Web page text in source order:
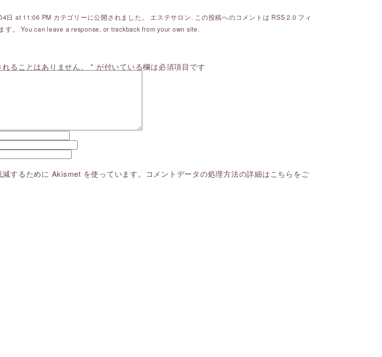
日 at 11:06 PM カテゴリーに公開されました。 エステサロン. この投稿へのコメントは RSS 2.0 フィ
す。 You canleave a response, or trackback from your own site.
ることはありません。 * が付いている欄は必須項目です
するために Akismet を使っています。
コメントデータの処理方法の詳細はこちらをご